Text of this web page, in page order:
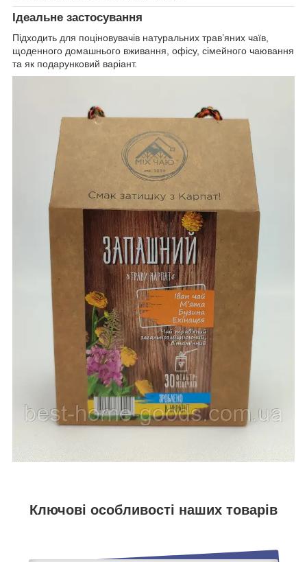
Ідеальне застосування
Підходить для поціновувачів натуральних трав’яних чаїв,
щоденного домашнього вживання, офісу, сімейного чаювання
та як подарунковий варіант.
Ключові особливості наших товарів